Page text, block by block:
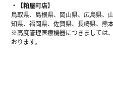
【粕屋町店】
鳥取県、島根県、岡山県、広島県、
知県、福岡県、佐賀県、長崎県、熊
※高度管理医療機器につきましては
おります。